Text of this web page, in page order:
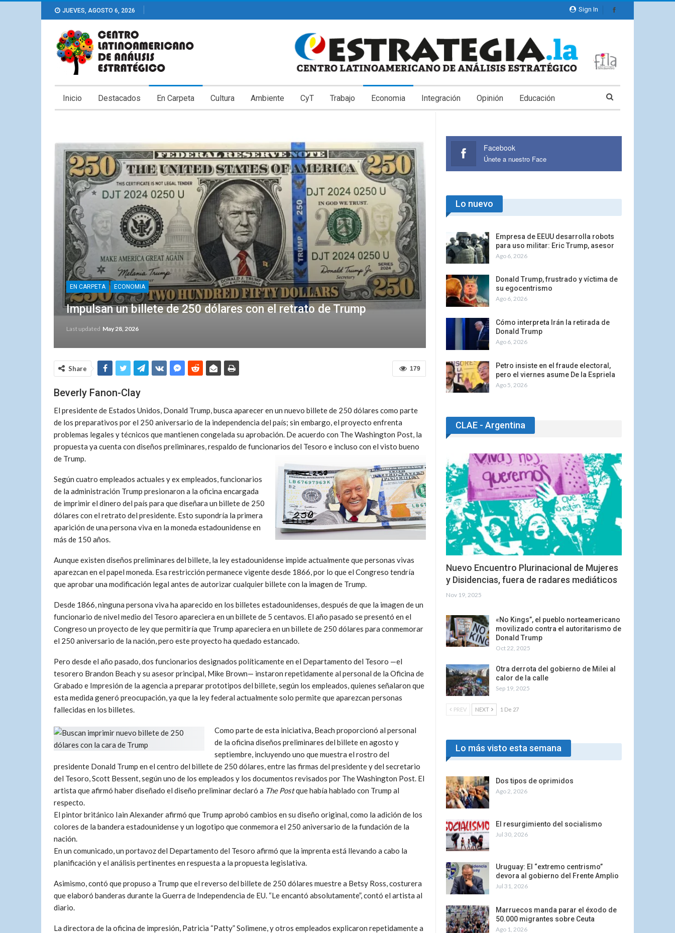
Sign In
JUEVES, AGOSTO 6, 2026
Inicio Destacados En Carpeta Cultura Ambiente CyT Trabajo Economia Integración Opinión Educación
EN CARPETA ECONOMIA
Impulsan un billete de 250 dólares con el retrato de Trump
Last updated May 28, 2026
179
Share
Beverly Fanon-Clay
El presidente de Estados Unidos, Donald Trump, busca aparecer en un nuevo billete de 250 dólares como parte
de los preparativos por el 250 aniversario de la independencia del país; sin embargo, el proyecto enfrenta
problemas legales y técnicos que mantienen congelada su aprobación. De acuerdo con The Washington Post, la
propuesta ya cuenta con diseños preliminares, respaldo de funcionarios del Tesoro e incluso con el visto bueno
de Trump.
Según cuatro empleados actuales y ex empleados, funcionarios
de la administración Trump presionaron a la oficina encargada
de imprimir el dinero del país para que diseñara un billete de 250
dólares con el retrato del presidente. Esto supondría la primera
aparición de una persona viva en la moneda estadounidense en
más de 150 años.
Aunque existen diseños preliminares del billete, la ley estadounidense impide actualmente que personas vivas
aparezcan en el papel moneda. Esa restricción permanece vigente desde 1866, por lo que el Congreso tendría
que aprobar una modificación legal antes de autorizar cualquier billete con la imagen de Trump.
Desde 1866, ninguna persona viva ha aparecido en los billetes estadounidenses, después de que la imagen de un
funcionario de nivel medio del Tesoro apareciera en un billete de 5 centavos. El año pasado se presentó en el
Congreso un proyecto de ley que permitiría que Trump apareciera en un billete de 250 dólares para conmemorar
el 250 aniversario de la nación, pero este proyecto ha quedado estancado.
Pero desde el año pasado,dos funcionarios designados políticamente en el Departamento del Tesoro —el
tesorero Brandon Beach y su asesor principal, Mike Brown— instaron repetidamente al personal de la Oficina de
Grabado e Impresión de la agencia a preparar prototipos del billete, según los empleados, quienes señalaron que
esta medida generó preocupación, ya que la ley federal actualmente solo permite que aparezcan personas
fallecidas en los billetes.
Como parte de esta iniciativa, Beach proporcionó al personal
de la oficina diseños preliminares del billete en agosto y
septiembre, incluyendo uno que muestra el rostro del
presidente Donald Trump en el centro del billete de 250 dólares, entre las firmas del presidente y del secretario
del Tesoro, Scott Bessent, según uno de los empleados y los documentos revisados ​​por The Washington Post. El
artista que afirmó haber diseñado el diseño preliminar declaró a The Postque había hablado con Trump al
respecto.
El pintor británico Iain Alexander afirmó que Trump aprobó cambios en su diseño original, como la adición de los
colores de la bandera estadounidense y un logotipo que conmemora el 250 aniversario de la fundación de la
nación.
En un comunicado, un portavoz del Departamento del Tesoro afirmó que la imprenta está llevando a cabo la
planificación y el análisis pertinentes en respuesta a la propuesta legislativa.
Asimismo, contó que propuso a Trump que el reverso del billete de 250 dólares muestre a Betsy Ross, costurera
que elaboró banderas durante la Guerra de Independencia de EU. “Le encantó absolutamente”, contó el artista al
diario.
La directora de la oficina de impresión, Patricia “Patty” Solimene, y otros empleados explicaron repetidamente a
Facebook
Únete a nuestro Face
Lo nuevo
Empresa de EEUU desarrolla robots
para uso militar: Eric Trump, asesor
Ago 6, 2026
Donald Trump, frustrado y víctima de
su egocentrismo
Ago 6, 2026
Cómo interpreta Irán la retirada de
Donald Trump
Ago 6, 2026
Petro insiste en el fraude electoral,
pero el viernes asume De la Espriela
Ago 5, 2026
CLAE - Argentina
Nuevo Encuentro Plurinacional de Mujeres
y Disidencias, fuera de radares mediáticos
Nov 19, 2025
«No Kings”, el pueblo norteamericano
movilizado contra el autoritarismo de
Donald Trump
Oct 22, 2025
Otra derrota del gobierno de Milei al
calor de la calle
Sep 19, 2025
PREV NEXT 1 De 27
Lo más visto esta semana
Dos tipos de oprimidos
Ago 2, 2026
El resurgimiento del socialismo
Jul 30, 2026
Uruguay: El “extremo centrismo”
devora al gobierno del Frente Amplio
Jul 31, 2026
Marruecos manda parar el éxodo de
50.000 migrantes sobre Ceuta
Ago 1, 2026